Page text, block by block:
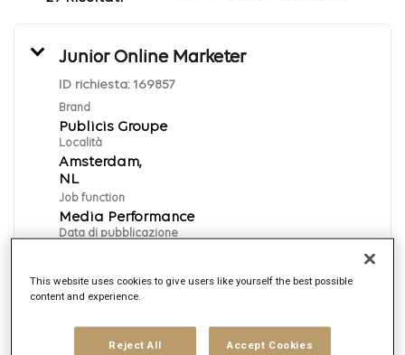
Junior Online Marketer
ID richiesta: 169857
Brand
Publicis Groupe
Località
Amsterdam,
Job function
Media Performance
Data di pubblicazione
English
This website uses cookies to give users like yourself the best possible
content and experience.
Reject All Accept Cookies